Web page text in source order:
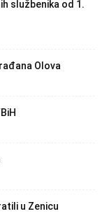
službenika od 1.
Olova
u Zenicu